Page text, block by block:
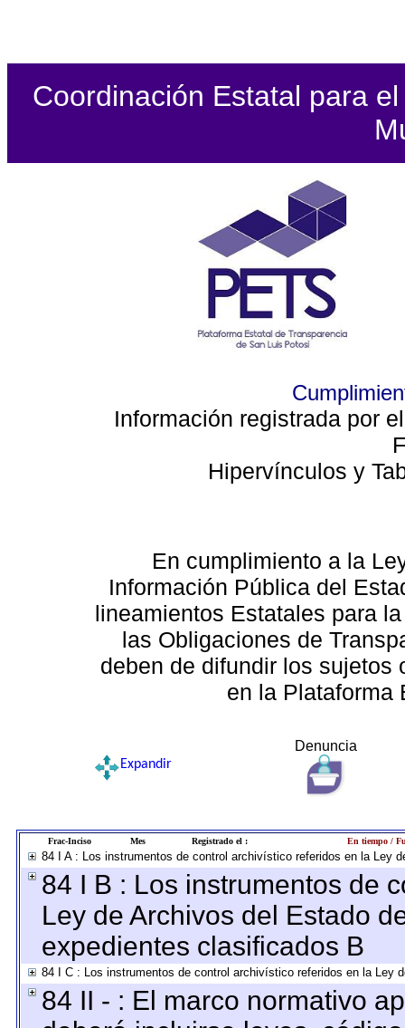
Coordinación Estatal para
Información registrada por
Hipervínculos y
En cumplimiento a la
Información Pública del
lineamientos Estatales para
las Obligaciones de
deben de difundir los sujetos
en la Plataforma
Denuncia
Expandir
Frac-Inciso Mes Registrado el : En tiempo /
84 I A : Los instrumentos de control archivístico referidos en la Ley
84 I B : Los instrumentos de
Ley de Archivos del Estado
expedientes clasificados B
84 I C : Los instrumentos de control archivístico referidos en la Ley
84 II - : El marco normativo